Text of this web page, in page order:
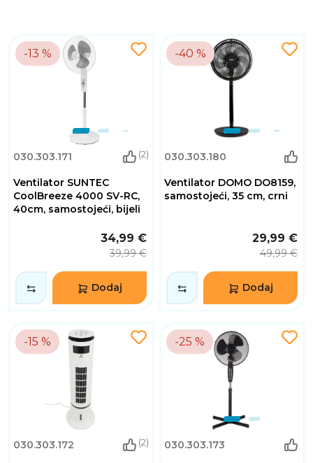
-13 %
030.303.171 (2)
Ventilator SUNTEC
CoolBreeze 4000 SV-RC,
40cm, samostojeći, bijeli
34,99 €
39,99 €
Dodaj
-40 %
030.303.180
Ventilator DOMO DO8159,
samostojeći, 35 cm, crni
29,99 €
49,99 €
Dodaj
-15 %
030.303.172 (2)
-25 %
030.303.173